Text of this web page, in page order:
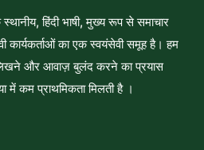
हिंदी भाषी, मुख्य रूप से समाचार
कार्यकर्ताओं का एक स्वयंसेवी समूह है। हम
और आवाज़ बुलंद करने का प्रयास
में कम प्राथमिकता मिलती है ।